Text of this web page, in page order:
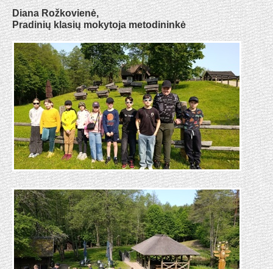
Diana Rožkovienė,
Pradinių klasių mokytoja metodininkė